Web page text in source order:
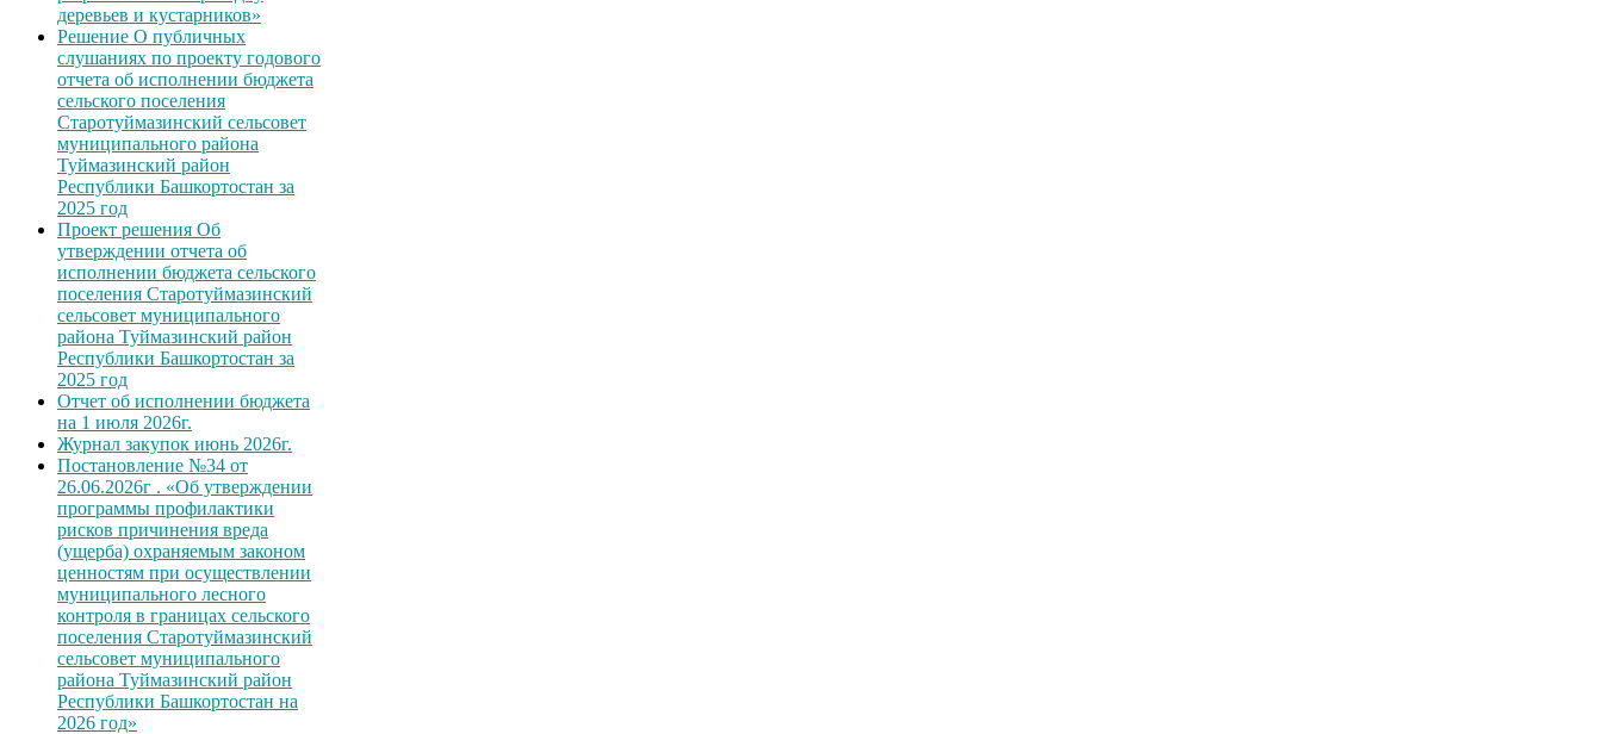
деревьев и кустарников»
Решение О публичных
слушаниях по проекту годового
отчета об исполнении бюджета
сельского поселения
Старотуймазинский сельсовет
муниципального района
Туймазинский район
Республики Башкортостан за
2025 год
Проект решения Об
утверждении отчета об
исполнении бюджета сельского
поселения Старотуймазинский
сельсовет муниципального
района Туймазинский район
Республики Башкортостан за
2025 год
Отчет об исполнении бюджета
на 1 июля 2026г.
Журнал закупок июнь 2026г.
Постановление №34 от
26.06.2026г . «Об утверждении
программы профилактики
рисков причинения вреда
(ущерба) охраняемым законом
ценностям при осуществлении
муниципального лесного
контроля в границах сельского
поселения Старотуймазинский
сельсовет муниципального
района Туймазинский район
Республики Башкортостан на
2026 год»